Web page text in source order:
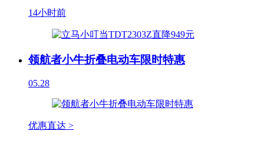
14小时前
领航者小牛折叠电动车限时特惠
05.28
优惠直达 >